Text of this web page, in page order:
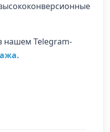
нашем Telegram-